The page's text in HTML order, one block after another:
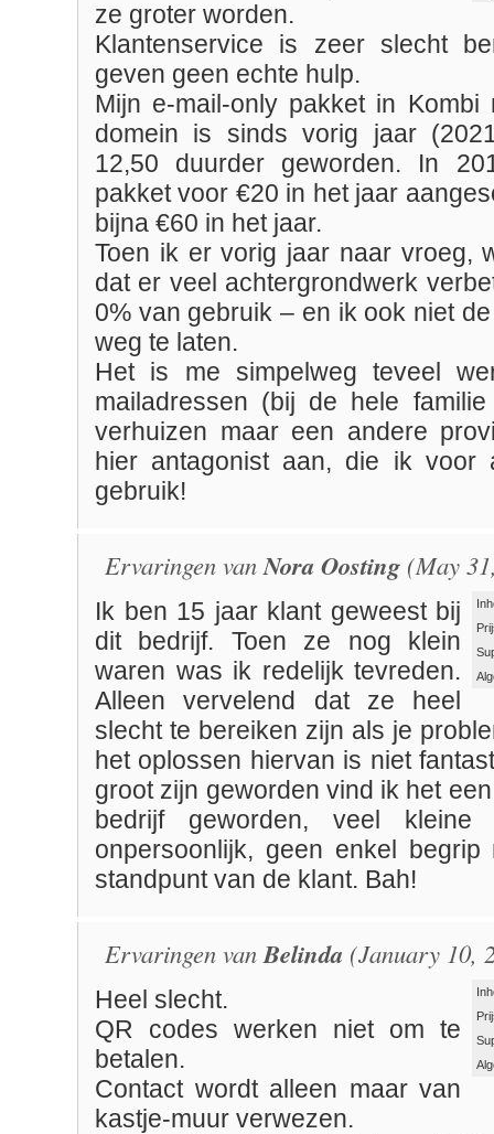
ze groter worden.
Klantenservice is zeer slecht
geven geen echte hulp.
Mijn e-mail-only pakket in Kombi
domein is sinds vorig jaar
12,50 duurder geworden. In
pakket voor €20 in het jaar
bijna €60 in het jaar.
Toen ik er vorig jaar naar vroeg,
dat er veel achtergrondwerk
0% van gebruik – en ik ook niet
weg te laten.
Het is me simpelweg teveel
mailadressen (bij de hele
verhuizen maar een andere
hier antagonist aan, die ik voor
gebruik!
Ervaringen vanNora Oosting (May
Ik ben 15 jaar klant geweest bij
dit bedrijf. Toen ze nog klein
waren was ik redelijk tevreden.
Alleen vervelend dat ze heel
slecht te bereiken zijn als je
het oplossen hiervan is niet
groot zijn geworden vind ik het
bedrijf geworden, veel kleine
onpersoonlijk, geen enkel
standpunt van de klant. Bah!
Ervaringen vanBelinda (January 10,
Heel slecht.
QR codes werken niet om te
betalen.
Contact wordt alleen maar van
kastje-muur verwezen.